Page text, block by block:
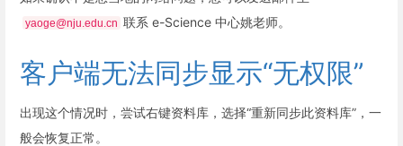
yaoge@nju.edu.cn 联系 e-Science 中心姚老师。
客户端无法同步显示“无权限”
出现这个情况时，尝试右键资料库，选择“重新同步此资料库”，一
般会恢复正常。